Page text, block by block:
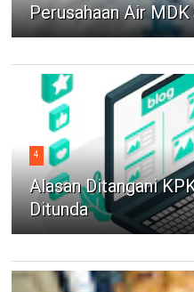
Perusahaan Air
4
Alasan Ditangani
Ditunda